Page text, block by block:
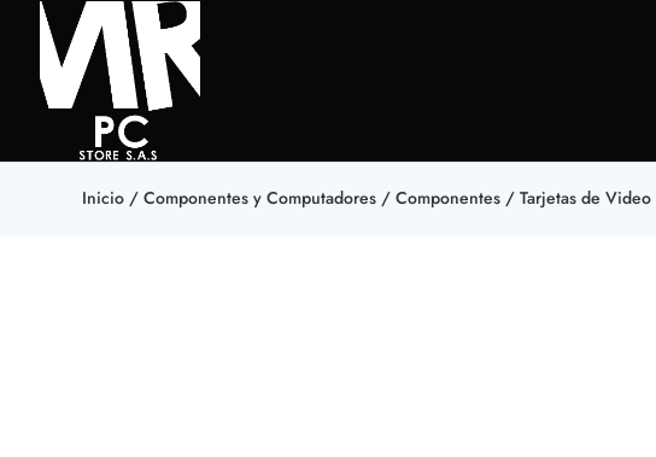
Inicio / Componentes y Computadores / Componentes / Tarjetas de Video